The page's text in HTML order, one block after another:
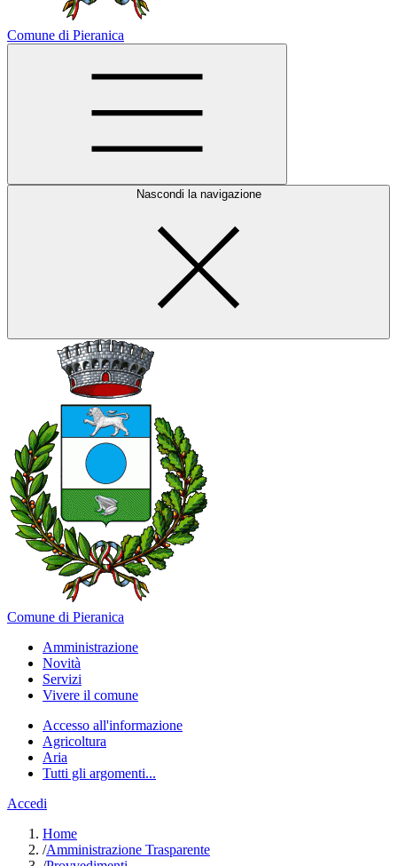
Comune di Pieranica
Nascondi la navigazione
Comune di Pieranica
Amministrazione
Novità
Servizi
Vivere il comune
Accesso all'informazione
Agricoltura
Aria
Tutti gli argomenti...
Accedi
Home
/Amministrazione Trasparente